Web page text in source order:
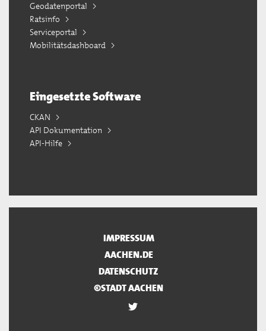
Geodatenportal
Ratsinfo
Serviceportal
Mobilitätsdashboard
Eingesetzte Software
CKAN
API Dokumentation
API-Hilfe
IMPRESSUM
AACHEN.DE
DATENSCHUTZ
©STADT AACHEN